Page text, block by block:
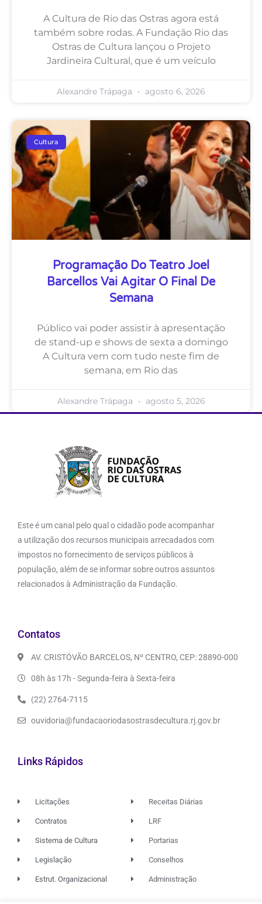
A Cultura de Rio das Ostras agora está
também sobre rodas. A Fundação Rio das
Ostras de Cultura lançou o Projeto
Jardineira Cultural, que é um veículo
Alexandre Trápaga agosto 6, 2026
Cultura
Programação Do Teatro Joel
Barcellos Vai Agitar O Final De
Semana
Público vai poder assistir à apresentação
de stand-up e shows de sexta a domingo
A Cultura vem com tudo neste fim de
semana, em Rio das
Alexandre Trápaga agosto 5, 2026
Este é um canal pelo qual o cidadão pode acompanhar
a utilização dos recursos municipais arrecadados com
impostos no fornecimento de serviços públicos à
população, além de se informar sobre outros assuntos
relacionados à Administração da Fundação.
Contatos
AV. CRISTÓVÃO BARCELOS, Nº CENTRO, CEP: 28890-000
08h às 17h - Segunda-feira à Sexta-feira
(22) 2764-7115
ouvidoria@fundacaoriodasostrasdecultura.rj.gov.br
Links Rápidos
Licitações
Contratos
Sistema de Cultura
Legislação
Estrut. Organizacional
Receitas Diárias
LRF
Portarias
Conselhos
Administração